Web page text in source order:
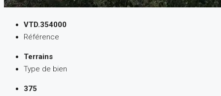
VTD.354000
Référence
Terrains
Type de bien
375